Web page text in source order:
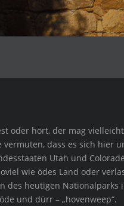
oder hört, der mag
dass es sich hier
Utah und
wie ödes Land oder
des heutigen
und dürr – „hovenweep“.